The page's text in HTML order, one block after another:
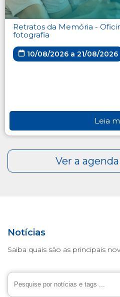
Retratos da Memória -
fotografia
10/08/2026 a 21/08/2026
Leia
Notícias
Saiba quais são as principais